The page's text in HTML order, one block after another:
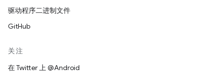
驱动程序二进制文件
GitHub
关注
在 Twitter 上 @Android